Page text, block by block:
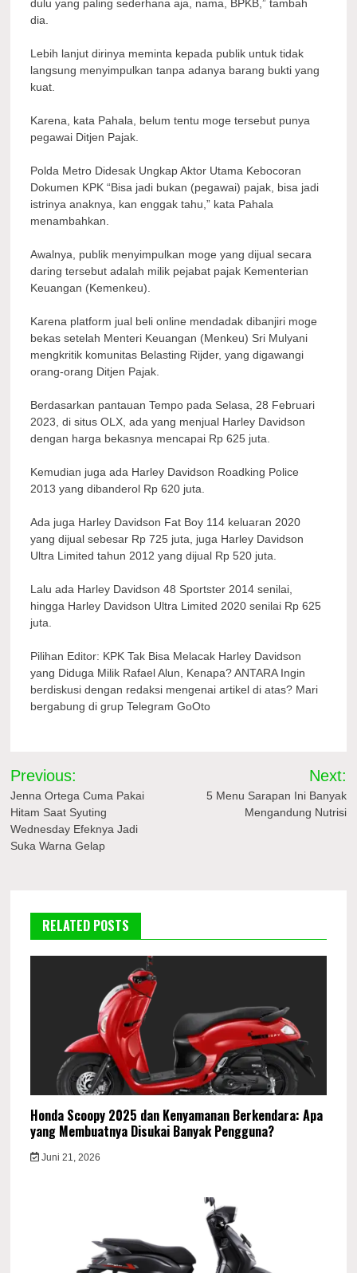
dulu yang paling sederhana aja, nama, BPKB,” tambah
dia.
Lebih lanjut dirinya meminta kepada publik untuk tidak
langsung menyimpulkan tanpa adanya barang bukti yang
kuat.
Karena, kata Pahala, belum tentu moge tersebut punya
pegawai Ditjen Pajak.
Polda Metro Didesak Ungkap Aktor Utama Kebocoran
Dokumen KPK “Bisa jadi bukan (pegawai) pajak, bisa jadi
istrinya anaknya, kan enggak tahu,” kata Pahala
menambahkan.
Awalnya, publik menyimpulkan moge yang dijual secara
daring tersebut adalah milik pejabat pajak Kementerian
Keuangan (Kemenkeu).
Karena platform jual beli online mendadak dibanjiri moge
bekas setelah Menteri Keuangan (Menkeu) Sri Mulyani
mengkritik komunitas Belasting Rijder, yang digawangi
orang-orang Ditjen Pajak.
Berdasarkan pantauan Tempo pada Selasa, 28 Februari
2023, di situs OLX, ada yang menjual Harley Davidson
dengan harga bekasnya mencapai Rp 625 juta.
Kemudian juga ada Harley Davidson Roadking Police
2013 yang dibanderol Rp 620 juta.
Ada juga Harley Davidson Fat Boy 114 keluaran 2020
yang dijual sebesar Rp 725 juta, juga Harley Davidson
Ultra Limited tahun 2012 yang dijual Rp 520 juta.
Lalu ada Harley Davidson 48 Sportster 2014 senilai,
hingga Harley Davidson Ultra Limited 2020 senilai Rp 625
juta.
Pilihan Editor: KPK Tak Bisa Melacak Harley Davidson
yang Diduga Milik Rafael Alun, Kenapa? ANTARA Ingin
berdiskusi dengan redaksi mengenai artikel di atas? Mari
bergabung di grup Telegram GoOto
Navigasi
pos
Previous:
Jenna Ortega Cuma Pakai
Hitam Saat Syuting
Wednesday Efeknya Jadi
Suka Warna Gelap
Next:
5 Menu Sarapan Ini Banyak
Mengandung Nutrisi
RELATED POSTS
Honda Scoopy 2025 dan Kenyamanan Berkendara: Apa
yang Membuatnya Disukai Banyak Pengguna?
Juni 21, 2026